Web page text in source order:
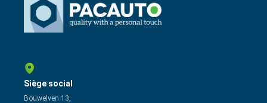
Siège social
Bouwelven 13,